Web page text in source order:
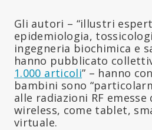
Gli autori – “illustri
epidemiologia,
ingegneria biochimica e
hanno pubblicato
1.000 articoli” – hanno
bambini sono
alle radiazioni RF
wireless, come tablet,
virtuale.